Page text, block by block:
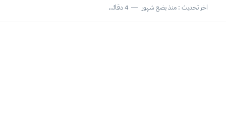
اخر تحديث :منذ بضع شهور 4 دقائق للقراءة